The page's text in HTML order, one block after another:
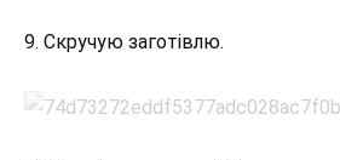
9. Скручую заготівлю.